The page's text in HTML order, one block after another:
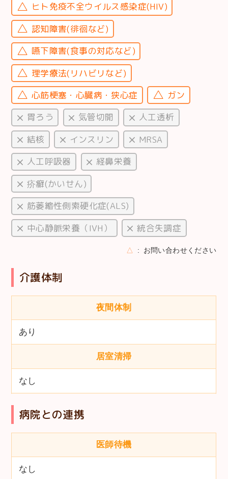
ヒト免疫不全ウイルス感染症(HIV)
認知障害(徘徊など)
嚥下障害(食事の対応など)
理学療法(リハビリなど)
心筋梗塞・心臓病・狭心症
ガン
胃ろう
気管切開
人工透析
結核
インスリン
MRSA
人工呼吸器
経鼻栄養
疥癬(かいせん)
筋萎縮性側索硬化症(ALS)
中心静脈栄養（IVH）
統合失調症
△ お問い合わせください
介護体制
夜間体制
あり
居室清掃
なし
病院との連携
医師待機
なし